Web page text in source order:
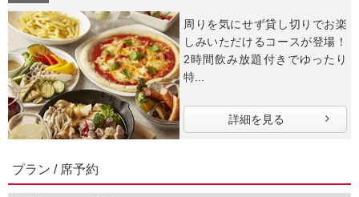
周りを気にせず貸し切りでお楽
しみいただけるコースが登場！
2時間飲み放題付きでゆったり
特...
詳細を見る
プラン / 席予約